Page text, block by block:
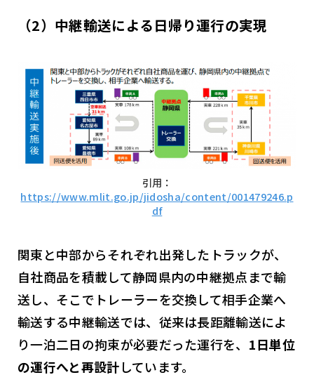
（2）中継輸送による日帰り運行の実現
引用：
https://www.mlit.go.jp/jidosha/content/001479246.p
df
関東と中部からそれぞれ出発したトラックが、
自社商品を積載して静岡県内の中継拠点まで輸
送し、そこでトレーラーを交換して相手企業へ
輸送する中継輸送では、従来は長距離輸送によ
り一泊二日の拘束が必要だった運行を、 1日単位
の運行へと再設計しています。